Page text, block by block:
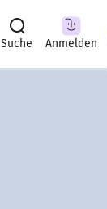
Suche Anmelden